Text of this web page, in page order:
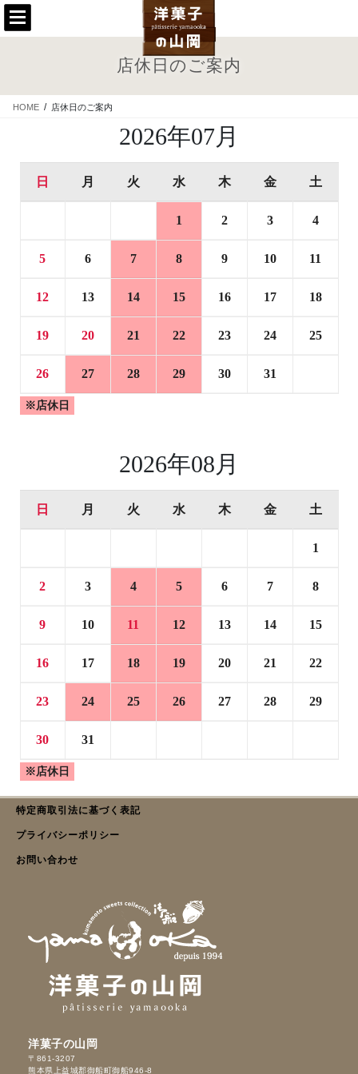
コ
ン
テ
ナ
ビ
ゲ
店休日のご案内
HOME 店休日のご案内
2026年07月
日 月 火 水 木 金 土
1 2 3 4
5 6 7 8 9 10 11
12 13 14 15 16 17 18
19 20 21 22 23 24 25
26 27 28 29 30 31
※店休日
2026年08月
日 月 火 水 木 金 土
1
2 3 4 5 6 7 8
9 10 11 12 13 14 15
16 17 18 19 20 21 22
23 24 25 26 27 28 29
30 31
※店休日
特定商取引法に基づく表記
プライバシーポリシー
お問い合わせ
洋菓子の山岡
〒861-3207
熊本県上益城郡御船町御船946-8